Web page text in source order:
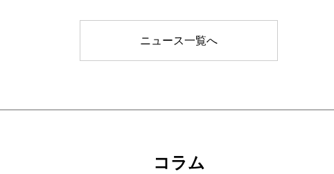
ニュース一覧へ
コラム